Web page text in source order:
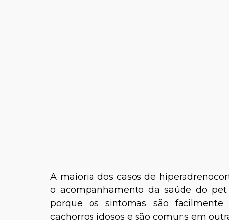
A maioria dos casos de
o acompanhamento da saúde do
porque os sintomas são
cachorros idosos e são comuns em